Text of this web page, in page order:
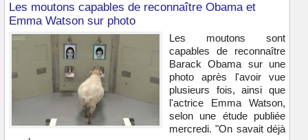
Les moutons capables de reconnaître Obama et
Emma Watson sur photo
Les moutons sont
capables de reconnaître
Barack Obama sur une
photo après l'avoir vue
plusieurs fois, ainsi que
l'actrice Emma Watson,
selon une étude publiée
mercredi. "On savait déjà